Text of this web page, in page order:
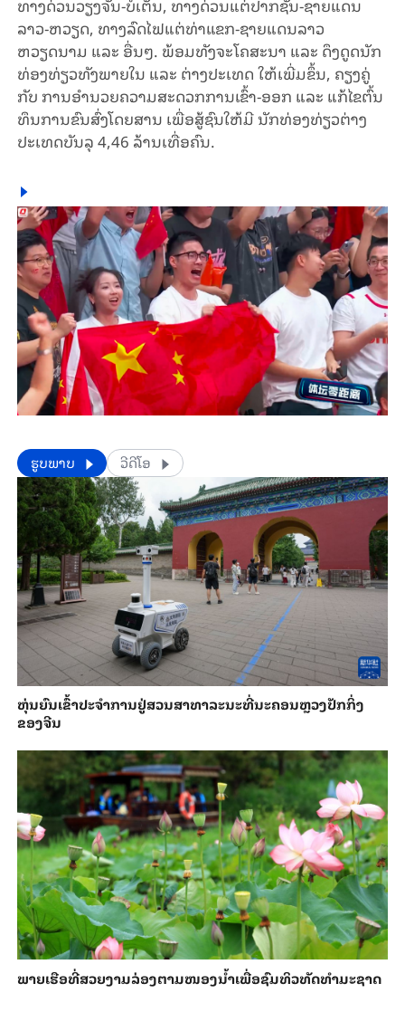
ລາວ-ຫວຽດ, ທາງລົດໄຟແຕ່ທ່າແຂກ-ຊາຍແດນລາວ
ຫວຽດນາມ ແລະ ອື່ນໆ. ພ້ອມທັງຈະໂຄສະນາ ແລະ ດຶງດູດນັກ
ທ່ອງທ່ຽວທັງພາຍໃນ ແລະ ຕ່າງປະເທດ ໃຫ້ເພີ່ມຂຶ້ນ, ຄຽງຄູ່
ກັບ ການອໍານວຍຄວາມສະດວກການເຂົ້າ-ອອກ ແລະ ແກ້ໄຂຕົ້ນ
ທຶນການຂົນສົ່ງໂດຍສານ ເພື່ອສູ້ຊົນໃຫ້ມີ ນັກທ່ອງທ່ຽວຕ່າງ
ປະເທດບັນລຸ 4,46 ລ້ານເທື່ອຄົນ.
​​ຮູບພາບ ວີດີໂອ
​ຫຸ່ນ​ຍົນ​ເຂົ້າ​ປະ​ຈຳ​ການ​ຢູ່​ສວນ​ສາ​ທາ​ລະ​ນະ​ທີ່​ນະ​ຄອນຫຼວງ​ປັກ​ກິ່ງ​
ຂອງ​ຈີນ
ພາຍ​ເຮືອທີ່​ສວຍ​ງາມ​ລ່ອງ​ຕາມ​​ໜອງນ້ຳ​​ເພື່ອ​ຊົມ​ທິວ​ທັດ​ທຳ​ມະ​ຊາດ